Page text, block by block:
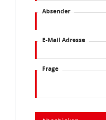
Absender
E-Mail Adresse
Frage